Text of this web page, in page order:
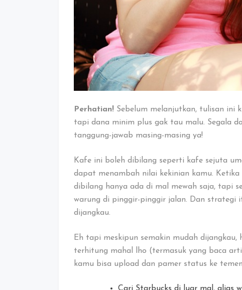
Perhatian! Sebelum melanjutkan, tulisan ini
tapi dana minim plus gak tau malu. Segala
tanggung-jawab masing-masing ya!
Kafe ini boleh dibilang seperti kafe sejuta
dapat menambah nilai kekinian kamu.
dibilang hanya ada di mal mewah saja, tapi
warung di pinggir-pinggir jalan. Dan strategi
dijangkau.
Eh tapi meskipun semakin mudah
terhitung mahal lho (termasuk yang baca
kamu bisa upload dan pamer status ke